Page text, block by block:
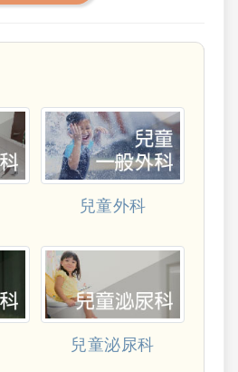
兒童外科
兒童泌尿科